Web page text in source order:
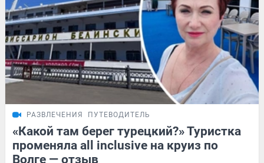
РАЗВЛЕЧЕНИЯ ПУТЕВОДИТЕЛЬ
«Какой там берег турецкий?» Туристка
променяла all inclusive на круиз по
Волге — отзыв